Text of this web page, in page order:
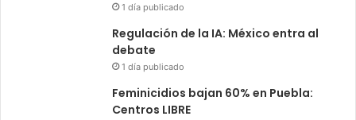
1 día publicado
Regulación de la IA: México entra al
debate
1 día publicado
Feminicidios bajan 60% en Puebla:
Centros LIBRE